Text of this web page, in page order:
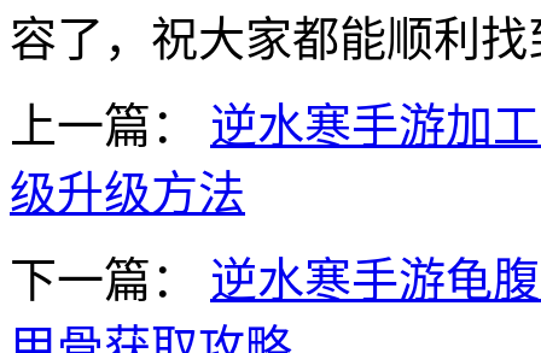
容了，祝大家都能顺利找
上一篇：
逆水寒手游加
级升级方法
下一篇：
逆水寒手游龟